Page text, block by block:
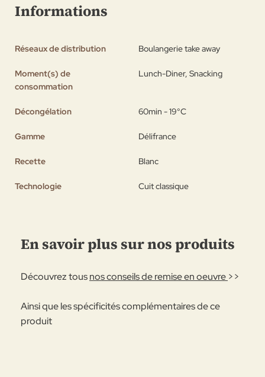
Informations
Réseaux de distribution Boulangerie take away
Moment(s) de
consommation
Lunch-Diner, Snacking
Décongélation 60min - 19°C
Gamme Délifrance
Recette Blanc
Technologie Cuit classique
En savoir plus sur nos produits
Découvrez tousnos conseils de remise en oeuvre >>
Ainsi que les spécificités complémentaires de ce
produit